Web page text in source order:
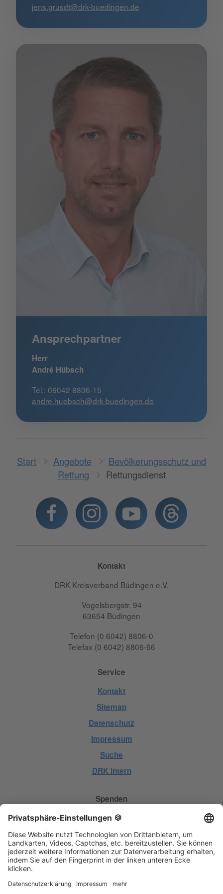
jens.grusdt@drk-buedingen.de
Ansprechpartner
Herr
André Hübsch
Tel.: 06042 8806-15
andre.huebsch@drk-buedingen.de
Start Angebote
Bevölkerungsschutz und
Rettung
Rettungsdienst
Kontakt
DRK Kreisverband Büdingen e.V.
Vogelsbergstr. 94
63654 Büdingen
Telefon (0 6042) 8806-0
Telefax (0 6042) 8806-66
Service
Kontakt
Sitemap
Datenschutz
Impressum
Suche
DRK intern
Spenden
Geld spenden
Hilfe spenden
Kleidung spenden
Blut spenden
Mitgliedschaft